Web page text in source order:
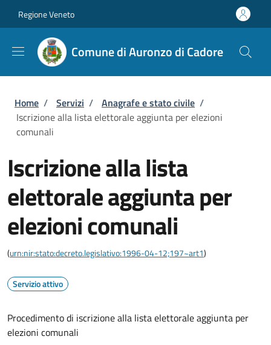
Regione Veneto
Comune di Auronzo di Cadore
Briciole di pane
Home / Servizi / Anagrafe e stato civile /
Iscrizione alla lista elettorale aggiunta per elezioni
comunali
Iscrizione alla lista
elettorale aggiunta per
elezioni comunali
(urn:nir:stato:decreto.legislativo:1996-04-12;197~art1)
Servizio attivo
Procedimento di iscrizione alla lista elettorale aggiunta per
elezioni comunali